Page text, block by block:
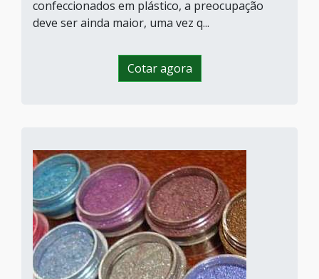
confeccionados em plástico, a preocupação
deve ser ainda maior, uma vez q...
Cotar agora